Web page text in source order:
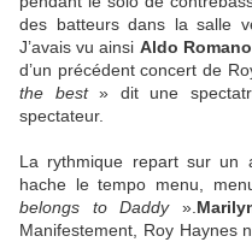
des batteurs dans la salle
J’avais vu ainsi Aldo Romano
d’un précédent concert de
the best » dit une
spectateur.
La rythmique repart sur un
hache le tempo menu,
belongs to Daddy».
Manifestement, Roy Haynes